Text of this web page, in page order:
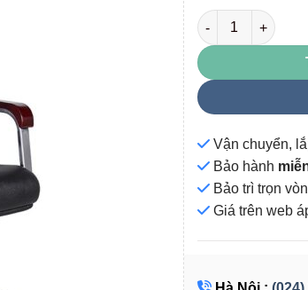
Ghế lãnh đạo
Vận chuyển,
Bảo hành
Bảo trì trọn
Giá trên web